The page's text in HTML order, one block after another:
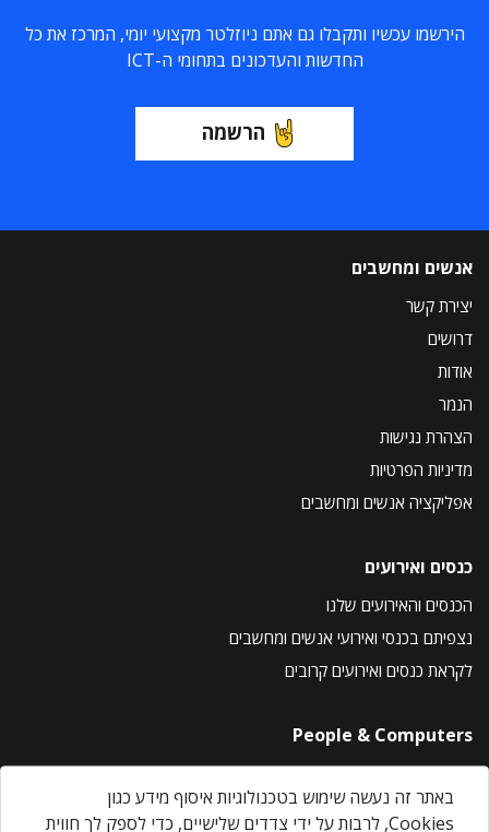
הירשמו עכשיו ותקבלו גם אתם ניוזלטר מקצועי יומי, המרכז את כל
החדשות והעדכונים בתחומי ה-ICT
הרשמה
אנשים ומחשבים
יצירת קשר
דרושים
אודות
הנמר
הצהרת נגישות
מדיניות הפרטיות
אפליקציה אנשים ומחשבים
כנסים ואירועים
הכנסים והאירועים שלנו
נצפיתם בכנסי ואירועי אנשים ומחשבים
לקראת כנסים ואירועים קרובים
People & Computers
About Us
Privacy Policy
באתר זה נעשה שימוש בטכנולוגיות איסוף מידע כגון
Cookies, לרבות על ידי צדדים שלישיים, כדי לספק לך חווית